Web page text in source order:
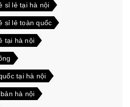
sỉ lẻ tại hà nội
sỉ lẻ toàn quốc
tại hà nội
tại hà nội
hà nội